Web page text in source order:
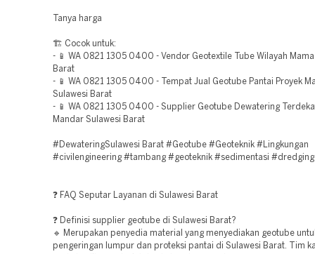
Tanya harga
🏗️ Cocok untuk:
- 📱 WA 0821 1305 0400 - Vendor Geotextile Tube Wilayah
Barat
- 📱 WA 0821 1305 0400 - Tempat Jual Geotube Pantai Proyek
Sulawesi Barat
- 📱 WA 0821 1305 0400 - Supplier Geotube Dewatering
Mandar Sulawesi Barat
#DewateringSulawesi Barat #Geotube #Geoteknik #Lingkungan
#civilengineering #tambang #geoteknik #sedimentasi #dredging
❓ FAQ Seputar Layanan di Sulawesi Barat
❓ Definisi supplier geotube di Sulawesi Barat?
🔹 Merupakan penyedia material yang menyediakan geotube
pengeringan lumpur dan proteksi pantai di Sulawesi Barat. Tim